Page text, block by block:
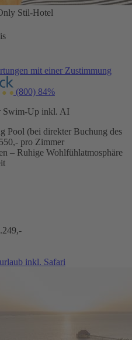
Stil-Hotel
mit einer Zustimmung
(800) 84%
Swim-Up inkl. AI
Pool (bei direkter Buchung des
pro Zimmer
– Ruhige Wohlfühlatmosphäre
inkl. Safari